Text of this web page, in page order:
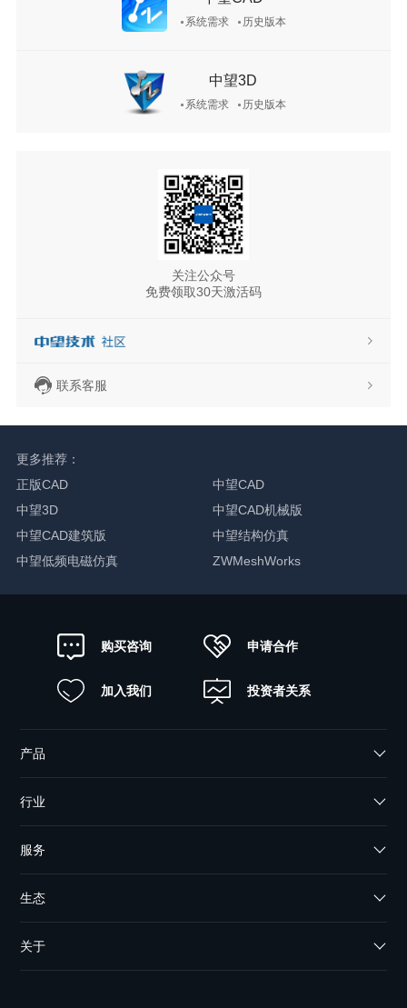
系统需求 历史版本
中望3D
系统需求 历史版本
关注公众号
免费领取30天激活码
联系客服
更多推荐：
正版CAD
中望CAD
中望3D
中望CAD机械版
中望CAD建筑版
中望结构仿真
中望低频电磁仿真
ZWMeshWorks
购买咨询 申请合作
加入我们 投资者关系
产品
行业
服务
生态
关于